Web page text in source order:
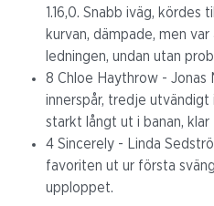
1.16,0. Snabb iväg, kördes
kurvan, dämpade, men
ledningen, undan utan
8 Chloe Haythrow - Jonas
innerspår, tredje
starkt långt ut i banan, klar
4 Sincerely - Linda
favoriten ut ur första
upploppet.